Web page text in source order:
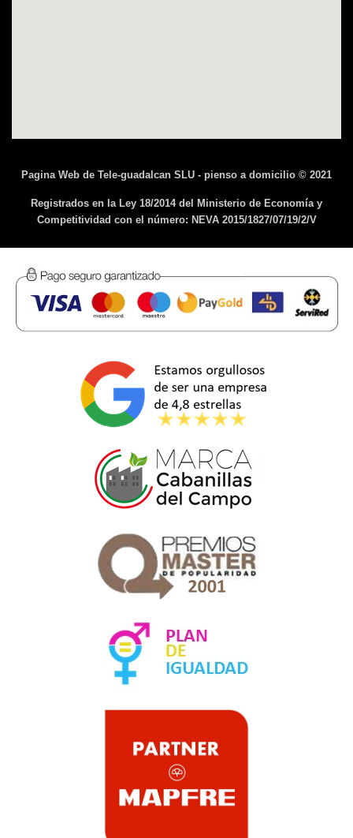
Pagina Web de Tele-guadalcan SLU - pienso a domicilio © 2021
Registrados en la Ley 18/2014 del Ministerio de Economía y
Competitividad con el número: NEVA 2015/1827/07/19/2/V